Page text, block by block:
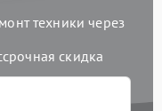
техники через
скидка